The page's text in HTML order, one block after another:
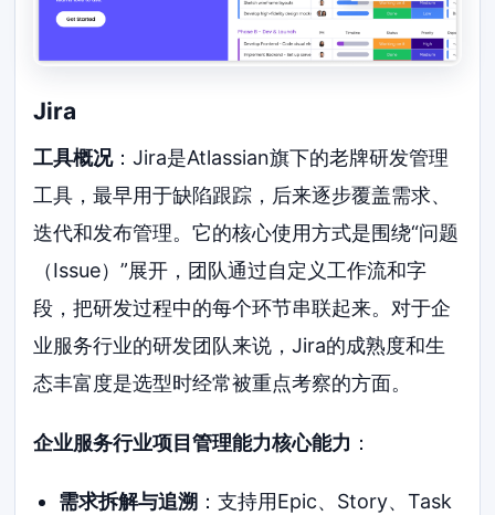
Jira
工具概况：Jira是Atlassian旗下的老牌研发管理
工具，最早用于缺陷跟踪，后来逐步覆盖需求、
迭代和发布管理。它的核心使用方式是围绕“问题
（Issue）”展开，团队通过自定义工作流和字
段，把研发过程中的每个环节串联起来。对于企
业服务行业的研发团队来说，Jira的成熟度和生
态丰富度是选型时经常被重点考察的方面。
企业服务行业项目管理能力核心能力 ：
需求拆解与追溯 ：支持用Epic、Story、Task